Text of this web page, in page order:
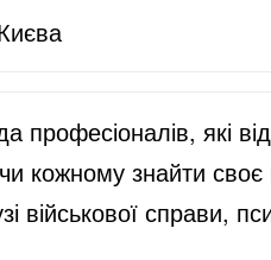
професіоналів, які
знайти своє
справи,